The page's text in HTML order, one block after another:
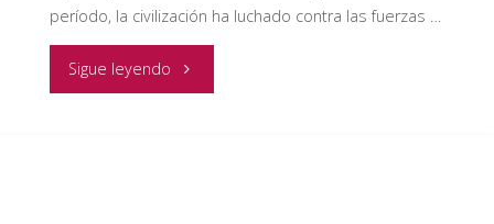
período, la civilización ha luchado contra las fuerzas …
Sigue leyendo "BREVE